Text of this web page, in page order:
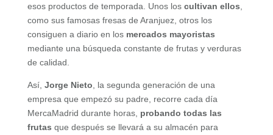
esos productos de temporada. Unos los cultivan ellos
como sus famosas fresas de Aranjuez, otros los
consiguen a diario en los mercados mayoristas
mediante una búsqueda constante de frutas y verduras
de calidad.
Así, Jorge Nieto , la segunda generación de una
empresa que empezó su padre, recorre cada día
MercaMadrid durante horas, probando todas las
frutas que después se llevará a su almacén para